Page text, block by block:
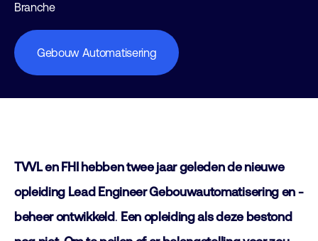
Branche
Gebouw Automatisering
TVVL en FHI hebben twee jaar geleden de nieuwe
opleiding Lead Engineer Gebouwautomatisering en -
beheer ontwikkeld . Een opleiding als deze bestond